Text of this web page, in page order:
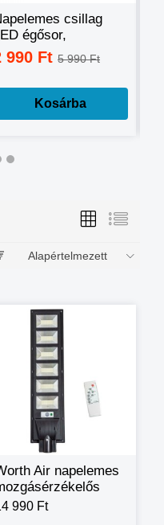
csillag
égősor,
990 Ft 5 990 Ft
Kosárba
Alapértelmezett
Air napelemes
utcai lámpa
990 Ft